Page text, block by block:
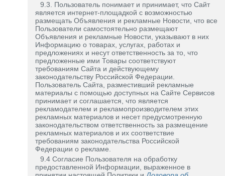
9.3. Пользователь понимает и принимает, что Сайт
является интернет-площадкой с возможностью
размещать Объявления и рекламные Новости, что все
Пользователи самостоятельно размещают
Объявления и рекламные Новости, указывают в них
Информацию о товарах, услугах, работах и
предложениях и несут ответственность за то, что
предложенные ими Товары соответствуют
требованиям Сайта и действующему
законодательству Российской Федерации.
Пользователь Сайта, разместивший рекламные
материалы с помощью доступных на Сайте Сервисов
принимает и соглашается, что является
рекламодателем и рекламопроизводителем этих
рекламных материалов и несет предусмотренную
законодательством ответственность за размещение
рекламных материалов и их соответствие
требованиям законодательства Российской
Федерации о рекламе.
9.4 Согласие Пользователя на обработку
предоставленной Информации, выраженное в